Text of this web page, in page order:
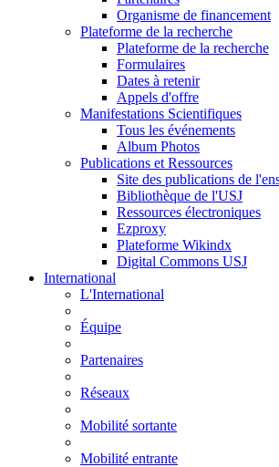
Organisme de financement
Plateforme de la recherche
Plateforme de la recherche
Formulaires
Dates à retenir
Appels d'offre
Manifestations Scientifiques
Tous les événements
Album Photos
Publications et Ressources
Site des publications de
Bibliothèque de l'USJ
Ressources électroniques
Ezproxy
Plateforme Wikindx
Digital Commons USJ
International
L'International
Équipe
Partenaires
Réseaux
Mobilité sortante
Mobilité entrante